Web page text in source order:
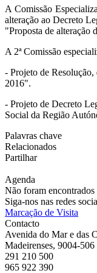
A Comissão
alteração ao Decreto
"Proposta de alteração
A 2ª Comissão
- Projeto de
2016".
- Projeto de Decreto
Social da Região
Palavras chave
Relacionados
Partilhar
Agenda
Não foram encontrados
Siga-nos nas redes
Marcação de Visita
Contacto
Avenida do Mar e das
Madeirenses, 9004-506
291 210 500
965 922 390